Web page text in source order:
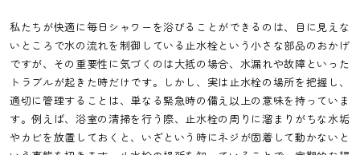
私たちが快適に毎日シャワーを浴びることができるのは、目に見えな
いところで水の流れを制御している止水栓という小さな部品のおかげ
ですが、その重要性に気づくのは大抵の場合、水漏れや故障といった
トラブルが起きた時だけです。しかし、実は止水栓の場所を把握し、
適切に管理することは、単なる緊急時の備え以上の意味を持っていま
す。例えば、浴室の清掃を行う際、止水栓の周りに溜まりがちな水垢
やカビを放置しておくと、いざという時にネジが固着して動かないと